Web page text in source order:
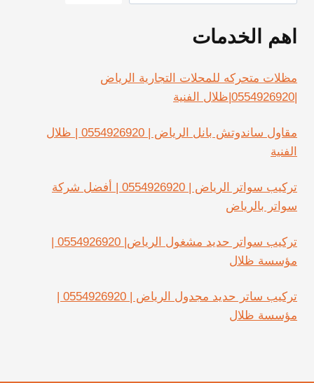
اهم الخدمات
مظلات متحركه للمحلات التجارية الرياض
|0554926920|ظلال الفنية
مقاول ساندوتش بانل الرياض | 0554926920 | ظلال
الفنية
تركيب سواتر الرياض | 0554926920 | أفضل شركة
سواتر بالرياض
تركيب سواتر حديد مشغول الرياض| 0554926920 |
مؤسسة ظلال
تركيب ساتر حديد مجدول الرياض | 0554926920 |
مؤسسة ظلال